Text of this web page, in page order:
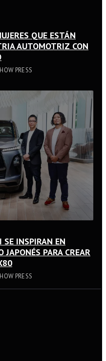
QUE ESTÁN
AUTOMOTRIZ CON
PRESS
INSPIRAN EN
PARA CREAR
PRESS